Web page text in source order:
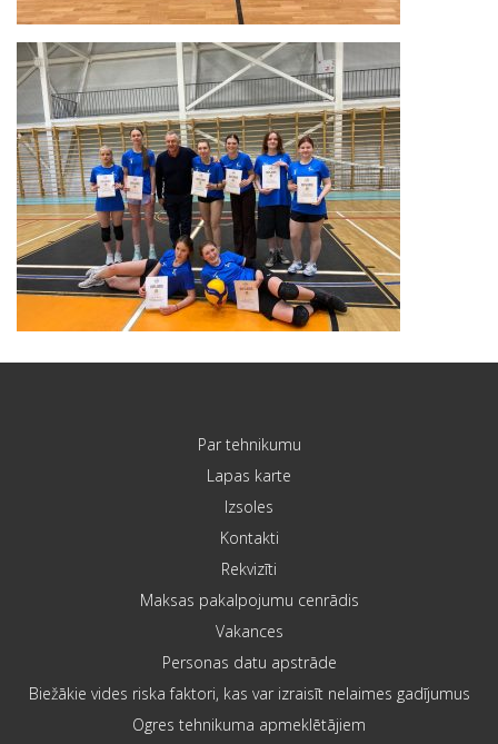
Par tehnikumu
Lapas karte
Izsoles
Kontakti
Rekvizīti
Maksas pakalpojumu cenrādis
Vakances
Personas datu apstrāde
Biežākie vides riska faktori, kas var izraisīt nelaimes gadījumus
Ogres tehnikuma apmeklētājiem